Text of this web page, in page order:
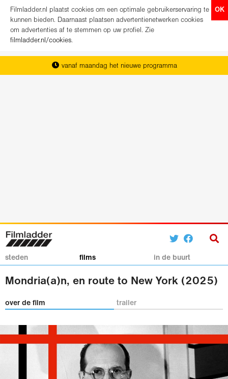
OK
Filmladder.nl plaatst cookies om een optimale gebruikerservaring te
kunnen bieden. Daarnaast plaatsen advertentienetwerken cookies
om advertenties af te stemmen op uw profiel. Zie
filmladder.nl/cookies.
vanaf maandag het nieuwe programma
het complete overzicht van Nederland
koop direct je kaartjes
steden films in de buurt
Mondria(a)n, en route to New York (2025)
over de film trailer